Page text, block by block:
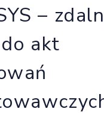
–
akt